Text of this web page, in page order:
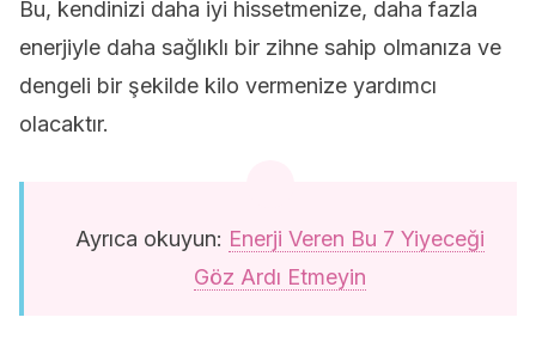
Bu, kendinizi daha iyi hissetmenize, daha fazla
enerjiyle daha sağlıklı bir zihne sahip olmanıza ve
dengeli bir şekilde kilo vermenize yardımcı
olacaktır.
Ayrıca okuyun: Enerji Veren Bu 7 Yiyeceği
Göz Ardı Etmeyin